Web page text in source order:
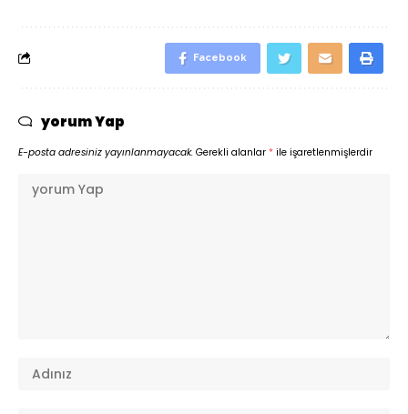
Facebook
yorum Yap
E-posta adresiniz yayınlanmayacak. Gerekli alanlar * ile işaretlenmişlerdir